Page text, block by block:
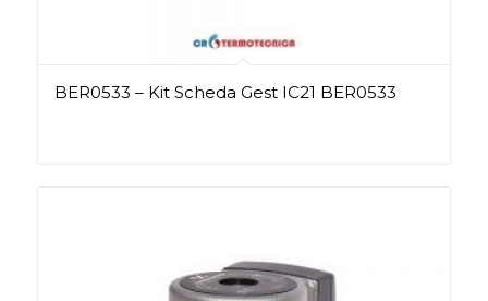
BER0533 – Kit Scheda Gest IC21 BER0533